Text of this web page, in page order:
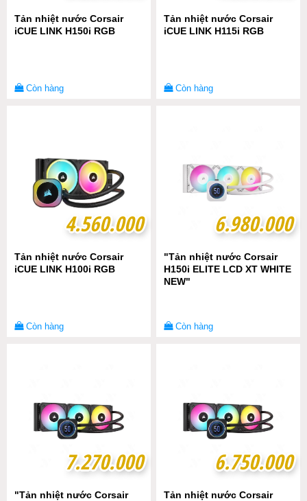
Tản nhiệt nước Corsair
iCUE LINK H150i RGB
Còn hàng
Tản nhiệt nước Corsair
iCUE LINK H115i RGB
Còn hàng
4.560.000
4.560.000
Tản nhiệt nước Corsair
iCUE LINK H100i RGB
Còn hàng
6.980.000
6.980.000
"Tản nhiệt nước Corsair
H150i ELITE LCD XT WHITE
NEW"
Còn hàng
7.270.000
7.270.000
"Tản nhiệt nước Corsair
6.750.000
6.750.000
Tản nhiệt nước Corsair